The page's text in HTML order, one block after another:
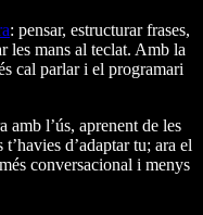
: pensar, estructurar frases,
les mans al teclat. Amb la
cal parlar i el programari
amb l’ús, aprenent de les
d’adaptar tu; ara el
conversacional i menys